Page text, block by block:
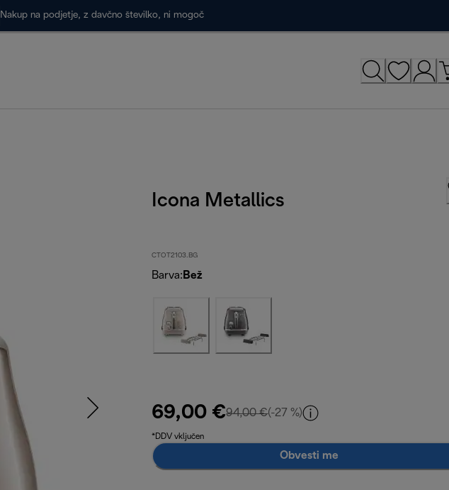
Nakup na podjetje, z davčno številko, ni mogoč
Icona Metallics
CTOT2103.BG
Barva: Bež
69,00 €94,00 €izvirna cena 94,00 €
(-27 %)
*DDV vključen
Obvesti me